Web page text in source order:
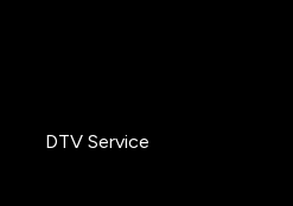
DTV Service